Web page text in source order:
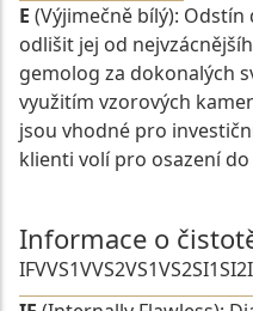
E (Výjimečně bílý):
odlišit jej od
gemolog za dokonalých
využitím vzorových
jsou vhodné pro
klienti volí pro osazení
Informace o
IFVVS1VVS2VS1VS2SI1SI2